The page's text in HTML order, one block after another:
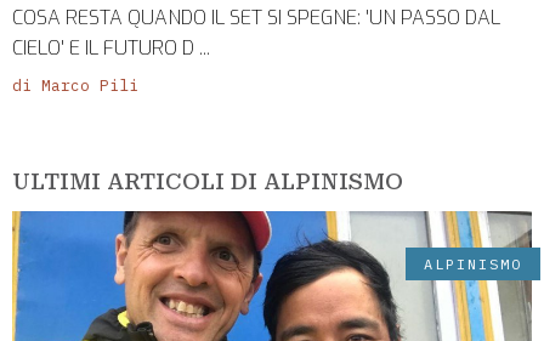
COSA RESTA QUANDO IL SET SI SPEGNE: 'UN PASSO DAL
CIELO' E IL FUTURO D ...
di Marco Pili
ULTIMI ARTICOLI DI ALPINISMO
ALPINISMO